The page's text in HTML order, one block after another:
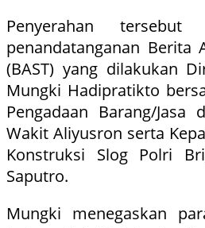
Penyerahan tersebut
penandatanganan Berita
(BAST) yang dilakukan
Mungki Hadipratikto
Pengadaan Barang/
Wakit Aliyusron serta
Konstruksi Slog Polri
Saputro.
Mungki menegaskan